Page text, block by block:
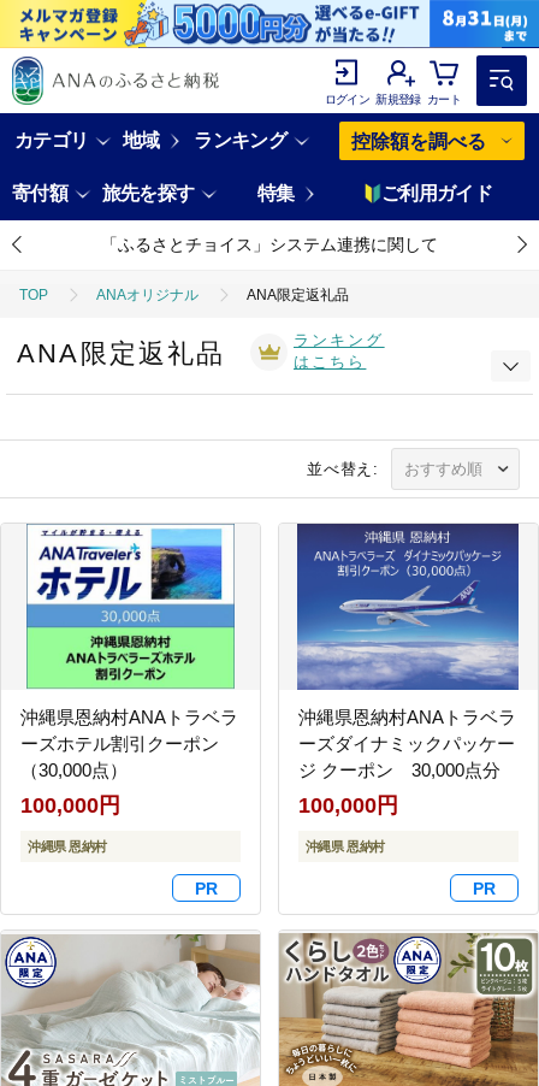
ログイン 新規登録 カート
カテゴリ 地域 ランキング 控除額を調べる
寄付額 旅先を探す 特集 ご利用ガイド
「ふるさとチョイス」システム連携に関して
TOP ANAオリジナル ANA限定返礼品
ANA限定返礼品
ランキング
はこちら
並べ替え:
沖縄県恩納村ANAトラベラ
ーズホテル割引クーポン
（30,000点）
100,000円
沖縄県 恩納村
沖縄県恩納村ANAトラベラ
ーズダイナミックパッケー
ジ クーポン 30,000点分
100,000円
沖縄県 恩納村